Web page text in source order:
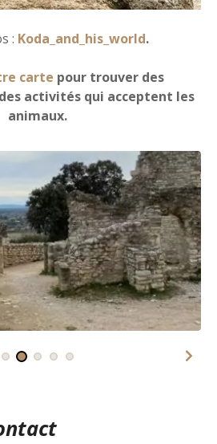
: Koda_and_his_world.
carte pour trouver des
activités qui acceptent les
animaux.